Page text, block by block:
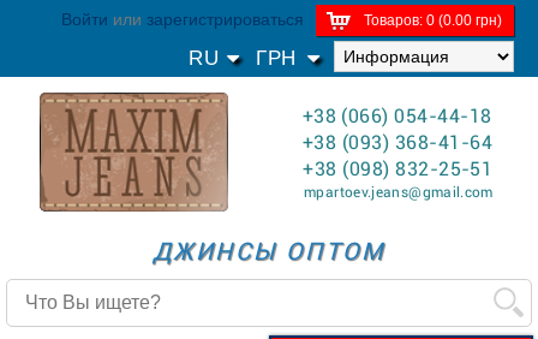
Товаров: 0 (0.00 грн)
Войти или зарегистрироваться
ГРН
RU
ДЖИНСЫ ОПТОМ
+38 (066) 054-44-18
+38 (093) 368-41-64
+38 (098) 832-25-51
mpartoev.jeans@gmail.com